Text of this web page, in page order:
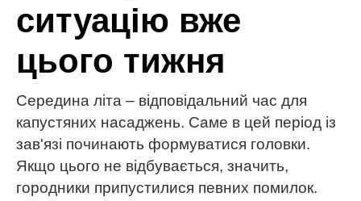
ситуацію вже
цього тижня
Середина літа – відповідальний час для
капустяних насаджень. Саме в цей період із
зав'язі починають формуватися головки.
Якщо цього не відбувається, значить,
городники припустилися певних помилок.